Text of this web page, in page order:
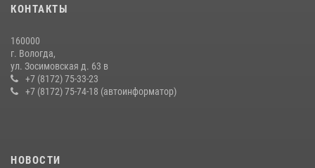
минувшую неделю
21 единицу оружия изъяли за минувшую неделю сотрудники
Росгвардии в Вологодской области
20 июля 2026, 10:47
КОНТАКТЫ
160000
г. Вологда,
ул. Зосимовская д. 63 в
+7 (8172) 75-33-23
+7 (8172) 75-74-18 (автоинформатор)
НОВОСТИ